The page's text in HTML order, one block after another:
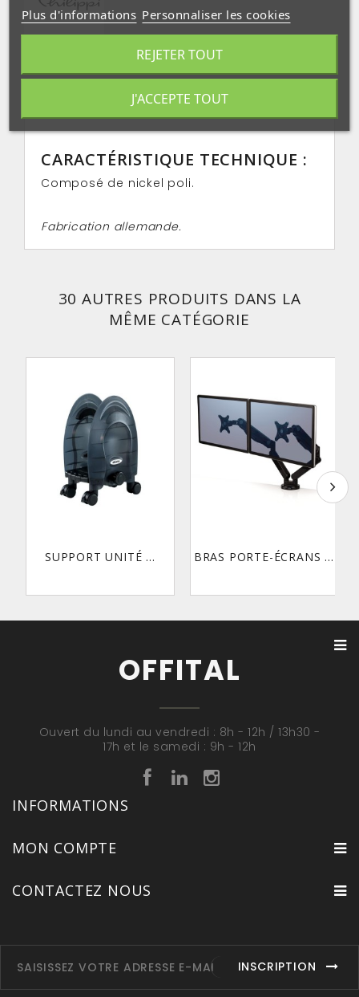
EN SAVOIR PLUS
CARACTÉRISTIQUE TECHNIQUE :
Composé de nickel poli.
Fabrication allemande.
30 AUTRES PRODUITS DANS LA
MÊME CATÉGORIE
SUPPORT UNITÉ ... BRAS PORTE-ÉCRANS ...
OFFITAL
Ouvert du lundi au vendredi : 8h - 12h / 13h30 -
17h et le samedi : 9h - 12h
INFORMATIONS
MON COMPTE
CONTACTEZ NOUS
INSCRIPTION
Plus d'informations Personnaliser les cookies
REJETER TOUT
J'ACCEPTE TOUT